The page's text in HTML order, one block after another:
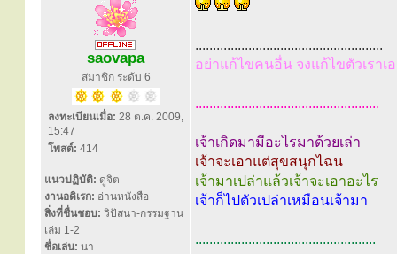
saovapa
สมาชิก ระดับ 6
ลงทะเบียนเมื่อ: 28 ต.ค. 2009,
15:47
โพสต์: 414
แนวปฏิบัติ: ดูจิต
งานอดิเรก: อ่านหนังสือ
สิ่งที่ชื่นชอบ: วิปัสนา-กรรมฐาน
เล่ม 1-2
ชื่อเล่น: นา
.....................................................
อย่าแก้ไขคนอื่น จงแก้ไขตัวเราเ
....................................................
เจ้าเกิดมามีอะไรมาด้วยเล่า
เจ้าจะเอาแต่สุขสนุกไฉน
เจ้ามาเปล่าแล้วเจ้าจะเอาอะไร
เจ้าก็ไปตัวเปล่าเหมือนเจ้ามา
...................................................